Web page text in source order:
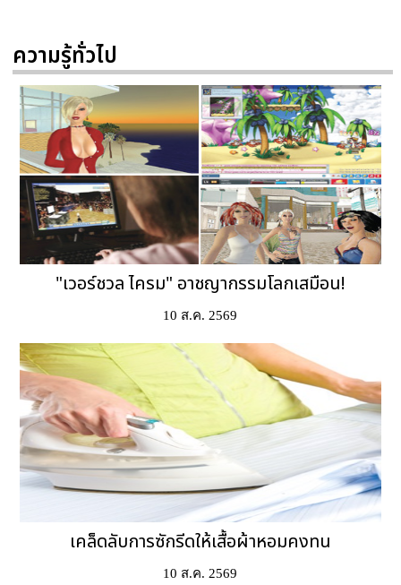
ความรู้ทั่วไป
"เวอร์ชวล ไครม" อาชญากรรมโลกเสมือน!
10 ส.ค. 2569
เคล็ดลับการซักรีดให้เสื้อผ้าหอมคงทน
10 ส.ค. 2569